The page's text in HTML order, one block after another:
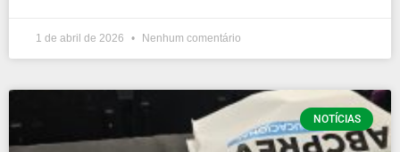
1 de abril de 2026 Nenhum comentário
NOTÍCIAS